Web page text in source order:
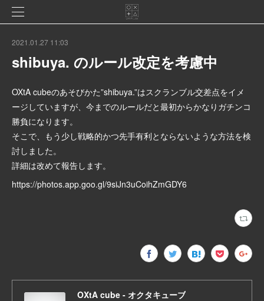
2021.01.27 11:03
shibuya. のルール改定を考慮中
OXtA cubeのあそびかた”shibuya.”はスクランブル交差点をイメ
ージしていますが、今までのルールだと最初からかなりガチンコ
勝負になります。
そこで、もう少し戦略的かつ先手有利とならないような方法を検
討しました。
詳細は改めて報告します。
https://photos.app.goo.gl/9siJn3uCoihZmGDY6
OXtA cube - オクタキューブ